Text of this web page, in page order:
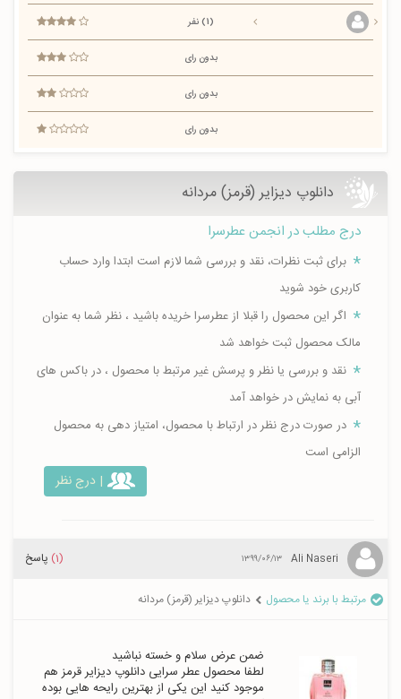
(1) نفر
بدون رای
بدون رای
بدون رای
دانلوپ دیزایر (قرمز) مردانه
درج مطلب در انجمن عطرسرا
برای ثبت نظرات، نقد و بررسی شما لازم است ابتدا وارد حساب
کاربری خود شوید
اگر این محصول را قبلا از عطرسرا خریده باشید ، نظر شما به عنوان
مالک محصول ثبت خواهد شد
نقد و بررسی یا نظر و پرسش غیر مرتبط با محصول ، در باکس های
آبی به نمایش در خواهد آمد
در صورت درج نظر در ارتباط با محصول، امتیاز دهی به محصول
الزامی است
| درج نظر
Ali Naseri ۱۳۹۹/۰۶/۱۳ (1) پاسخ
مرتبط با برند یا محصول دانلوپ دیزایر (قرمز) مردانه
لطفا محصول عطر سرایی دانلوپ دیزایر قرمز هم
موجود کنید این یکی از بهترین رایحه هایی بوده